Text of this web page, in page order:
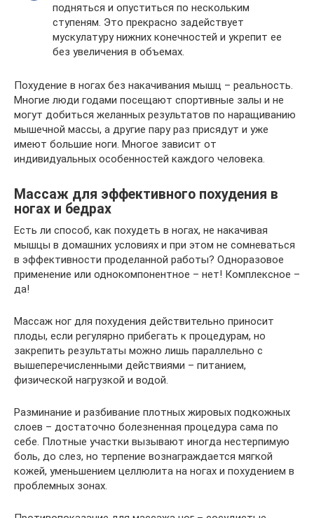
подняться и опуститься по нескольким
ступеням. Это прекрасно задействует
мускулатуру нижних конечностей и укрепит ее
без увеличения в объемах.
Похудение в ногах без накачивания мышц – реальность.
Многие люди годами посещают спортивные залы и не
могут добиться желанных результатов по наращиванию
мышечной массы, а другие пару раз присядут и уже
имеют большие ноги. Многое зависит от
индивидуальных особенностей каждого человека.
Массаж для эффективного похудения в
ногах и бедрах
Есть ли способ, как похудеть в ногах, не накачивая
мышцы в домашних условиях и при этом не сомневаться
в эффективности проделанной работы? Одноразовое
применение или однокомпонентное – нет! Комплексное –
да!
Массаж ног для похудения действительно приносит
плоды, если регулярно прибегать к процедурам, но
закрепить результаты можно лишь параллельно с
вышеперечисленными действиями – питанием,
физической нагрузкой и водой.
Разминание и разбивание плотных жировых подкожных
слоев – достаточно болезненная процедура сама по
себе. Плотные участки вызывают иногда нестерпимую
боль, до слез, но терпение вознаграждается мягкой
кожей, уменьшением целлюлита на ногах и похудением в
проблемных зонах.